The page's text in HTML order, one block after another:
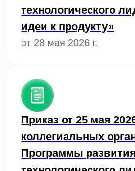
Согласие на обработку
персональных данных
Рекомендуемая форма согласия
организации на участие в
Программе и реализацию
заявляемого проекта